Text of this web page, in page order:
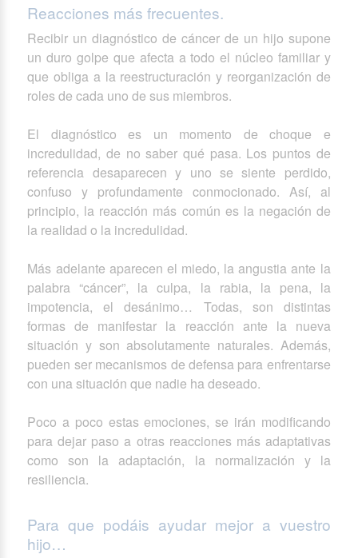
Reacciones más frecuentes.
Recibir un diagnóstico de cáncer de un hijo supone
un duro golpe que afecta a todo el núcleo familiar y
que obliga a la reestructuración y reorganización de
roles de cada uno de sus miembros.
El diagnóstico es un momento de choque e
incredulidad, de no saber qué pasa. Los puntos de
referencia desaparecen y uno se siente perdido,
confuso y profundamente conmocionado. Así, al
principio, la reacción más común es la negación de
la realidad o la incredulidad.
Más adelante aparecen el miedo, la angustia ante la
palabra “cáncer”, la culpa, la rabia, la pena, la
impotencia, el desánimo… Todas, son distintas
formas de manifestar la reacción ante la nueva
situación y son absolutamente naturales. Además,
pueden ser mecanismos de defensa para enfrentarse
con una situación que nadie ha deseado.
Poco a poco estas emociones, se irán modificando
para dejar paso a otras reacciones más adaptativas
como son la adaptación, la normalización y la
resiliencia.
Para que podáis ayudar mejor a vuestro
hijo…